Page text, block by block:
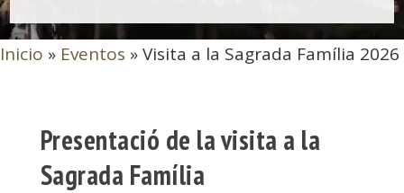
Inicio » Eventos »Visita a la Sagrada Família 2026
Presentació de la visita a la
Sagrada Família